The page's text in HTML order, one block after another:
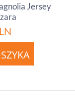
Jersey